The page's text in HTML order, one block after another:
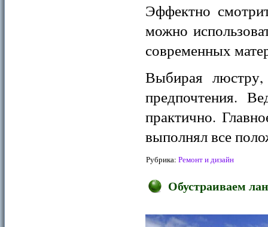
Эффектно
можно
современных
Выбирая
предпочтения.
практично.
выполнял все
Рубрика: Ремонт и дизайн
Обустраиваем